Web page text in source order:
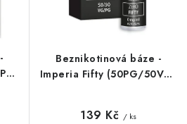
či vrátit zboží
Recenze
místa
Beznikotinová báze -
Imperia Fifty (50PG/50VG)
139 Kč / ks